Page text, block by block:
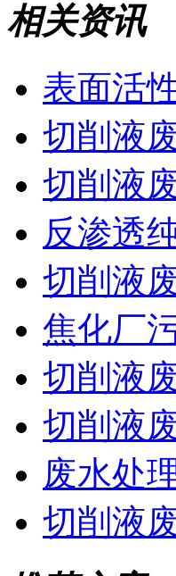
相关资讯
表面活
切削液
切削液
反渗透
切削液
焦化厂
切削液
切削液
废水处
切削液